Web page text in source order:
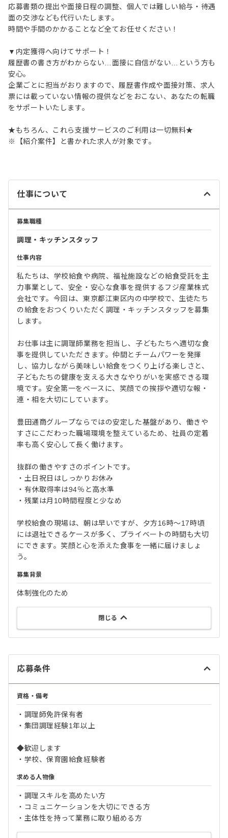
応募書類の提出や面接日程の調整、個人では難しい給与・待遇
面の交渉なども代行いたします。
時間や手間のかかることなど全てお任せください！
▼内定獲得へ向けてサポート！
履歴書の書き方がわからない…面接に自信がない…という方も
安心。
企業ごとに担当がおりますので、履歴書作成や面接対策、求人
票には載っていない情報の提供などをおこない、あなたの転職
をサポートいたします。
★もちろん、これら支援サービスのご利用は一切無料★
※【紹介案件】と書かれた求人が対象です。
仕事について
募集職種
調理・キッチンスタッフ
仕事内容
私たちは、学校給食や病院、福祉施設などの給食受託を主
力事業として、安全・安心な食事を提供するフジ産業株式
会社です。今回は、東京都江東区内の中学校で、生徒たち
の給食をおつくりいただく調理・キッチンスタッフを募集
します。
お仕事は主に調理師業務を担当し、子どもたちへ適切な食
事を提供していただきます。仲間とチームパワーを発揮
し、協力しながら美味しい給食をつくり上げる楽しさと、
子どもたちの健康を支える大きなやりがいを実感できる環
境です。安全第一をベースに、笑顔での挨拶や適切な報・
連・相を大切にしています。
豊田通商グループならではの安定した基盤があり、働きや
すさにこだわった職場環境を整えているため、社員の定着
率も高く安心して長く働けます。
抜群の働きやすさのポイントです。
・土日祝日はしっかりお休み
・有休取得率は94％と高水準
・残業は月10時間程度と少なめ
学校給食の現場は、朝は早いですが、夕方16時〜17時頃
には退社できるケースが多く、プライベートの時間も大切
にできます。笑顔と心を添えた食事を一緒に届けましょ
う。
募集背景
体制強化のため
閉じる
応募条件
資格・備考
・調理師免許保有者
・集団調理経験1年以上
◆歓迎します
・学校、保育園給食経験者
求める人物像
・調理スキルを高めたい方
・コミュニケーションを大切にできる方
・主体性を持って業務に取り組める方